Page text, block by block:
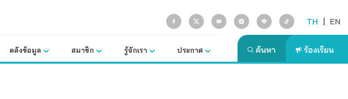
TH | EN
คลังข้อมูล สมาชิก รู้จักเรา ประกาศ